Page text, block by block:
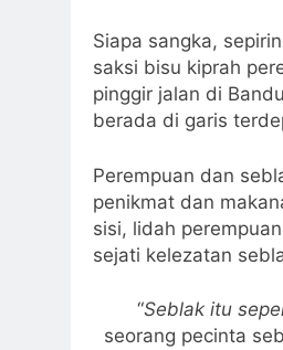
Siapa sangka,
saksi bisu kiprah
pinggir jalan di
berada di garis
Perempuan dan
penikmat dan
sisi, lidah
sejati kelezatan
“Seblak itu
seorang pecinta